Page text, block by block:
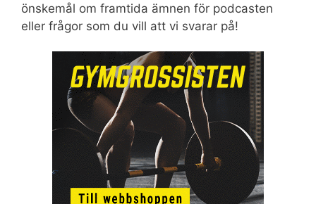
önskemål om framtida ämnen för podcasten
eller frågor som du vill att vi svarar på!